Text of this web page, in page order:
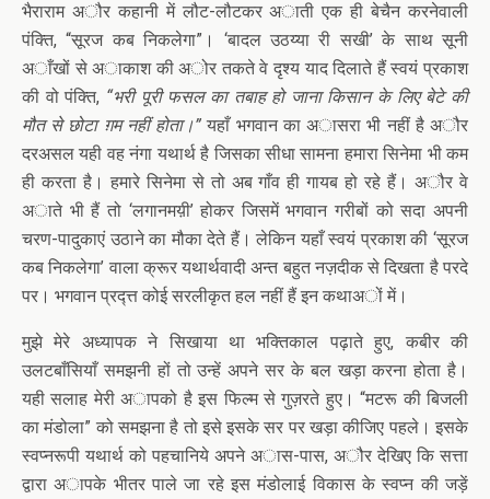
भैराराम अौर कहानी में लौट-लौटकर अाती एक ही बेचैन करनेवाली
पंक्ति, “सूरज कब निकलेगा”। ‘बादल उठय्या री सखी’ के साथ सूनी
अाँखों से अाकाश की अोर तकते वे दृश्य याद दिलाते हैं स्वयं प्रकाश
की वो पंक्ति, “भरी पूरी फसल का तबाह हो जाना किसान के लिए बेटे की
मौत से छोटा ग़म नहीं होता।” यहाँ भगवान का अासरा भी नहीं है अौर
दरअसल यही वह नंगा यथार्थ है जिसका सीधा सामना हमारा सिनेमा भी कम
ही करता है। हमारे सिनेमा से तो अब गाँव ही गायब हो रहे हैं। अौर वे
अाते भी हैं तो ‘लगानमय़ी’ होकर जिसमें भगवान गरीबों को सदा अपनी
चरण-पादुकाएं उठाने का मौका देते हैं। लेकिन यहाँ स्वयं प्रकाश की ‘सूरज
कब निकलेगा’ वाला क्रूर यथार्थवादी अन्त बहुत नज़दीक से दिखता है परदे
पर। भगवान प्रद्त्त कोई सरलीकृत हल नहीं हैं इन कथाअों में।
मुझे मेरे अध्यापक ने सिखाया था भक्तिकाल पढ़ाते हुए, कबीर की
उलटबाँसियाँ समझनी हों तो उन्हें अपने सर के बल खड़ा करना होता है।
यही सलाह मेरी अापको है इस फिल्म से गुज़रते हुए। “मटरू की बिजली
का मंडोला” को समझना है तो इसे इसके सर पर खड़ा कीजिए पहले। इसके
स्वप्नरूपी यथार्थ को पहचानिये अपने अास-पास, अौर देखिए कि सत्ता
द्वारा अापके भीतर पाले जा रहे इस मंडोलाई विकास के स्वप्न की जड़ें